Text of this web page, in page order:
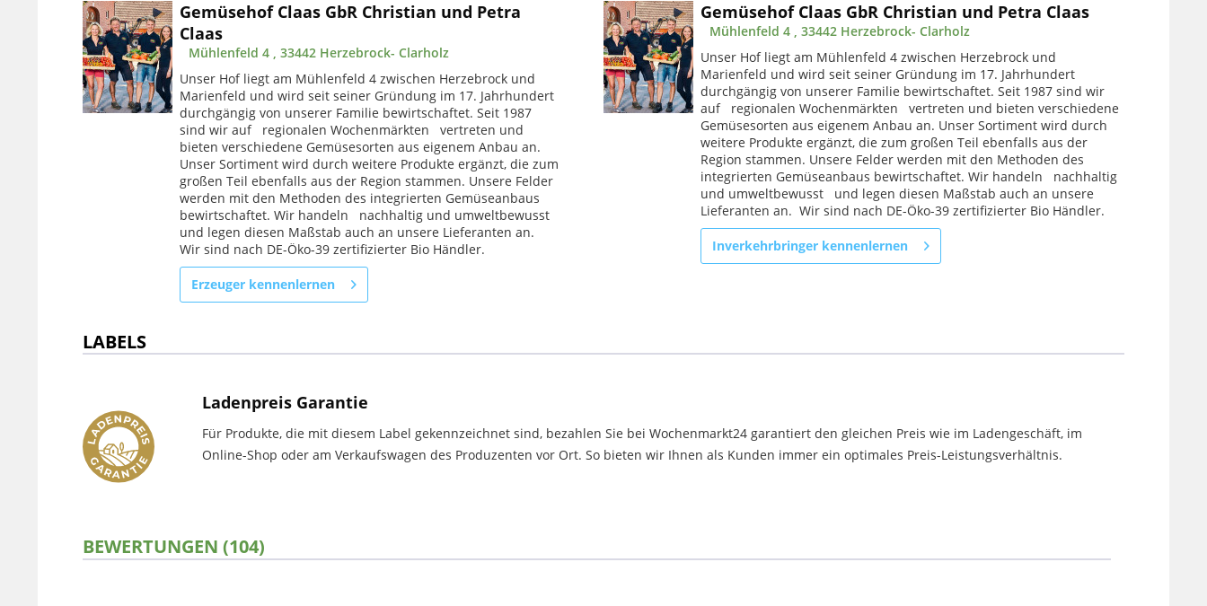
Gemüsehof Claas GbR Christian und Petra
Claas
Mühlenfeld 4 , 33442 Herzebrock- Clarholz
Unser Hof liegt am Mühlenfeld 4 zwischen Herzebrock und
Marienfeld und wird seit seiner Gründung im 17. Jahrhundert
durchgängig von unserer Familie bewirtschaftet. Seit 1987
sind wir auf regionalen Wochenmärkten vertreten und
bieten verschiedene Gemüsesorten aus eigenem Anbau an.
Unser Sortiment wird durch weitere Produkte ergänzt, die zum
großen Teil ebenfalls aus der Region stammen. Unsere Felder
werden mit den Methoden des integrierten Gemüseanbaus
bewirtschaftet. Wir handeln nachhaltig und umweltbewusst
und legen diesen Maßstab auch an unsere Lieferanten an.
Wir sind nach DE-Öko-39 zertifizierter Bio Händler.
Erzeuger kennenlernen
Gemüsehof Claas GbR Christian und Petra Claas
Mühlenfeld 4 , 33442 Herzebrock- Clarholz
Unser Hof liegt am Mühlenfeld 4 zwischen Herzebrock und
Marienfeld und wird seit seiner Gründung im 17. Jahrhundert
durchgängig von unserer Familie bewirtschaftet. Seit 1987 sind wir
auf regionalen Wochenmärkten vertreten und bieten verschiedene
Gemüsesorten aus eigenem Anbau an. Unser Sortiment wird durch
weitere Produkte ergänzt, die zum großen Teil ebenfalls aus der
Region stammen. Unsere Felder werden mit den Methoden des
integrierten Gemüseanbaus bewirtschaftet. Wir handeln nachhaltig
und umweltbewusst und legen diesen Maßstab auch an unsere
Lieferanten an. Wir sind nach DE-Öko-39 zertifizierter Bio Händler.
Inverkehrbringer kennenlernen
LABELS
Ladenpreis Garantie
Für Produkte, die mit diesem Label gekennzeichnet sind, bezahlen Sie bei Wochenmarkt24 garantiert den gleichen Preis wie im Ladengeschäft, im
Online-Shop oder am Verkaufswagen des Produzenten vor Ort. So bieten wir Ihnen als Kunden immer ein optimales Preis-Leistungsverhältnis.
BEWERTUNGEN (104)